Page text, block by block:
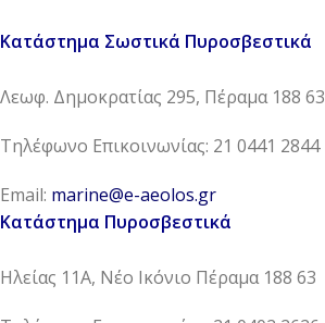
Κατάστημα Σωστικά Πυροσβεστικά
Λεωφ. Δημοκρατίας 295, Πέραμα 188 63
Τηλέφωνο Επικοινωνίας: 21 0441 2844
Email: marine@e-aeolos.gr
Κατάστημα Πυροσβεστικά
Ηλείας 11Α, Νέο Ικόνιο Πέραμα 188 63